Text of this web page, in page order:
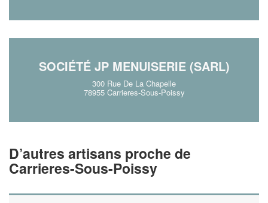
SOCIÉTÉ JP MENUISERIE (SARL)
300 Rue De La Chapelle
78955 Carrieres-Sous-Poissy
D’autres artisans proche de
Carrieres-Sous-Poissy